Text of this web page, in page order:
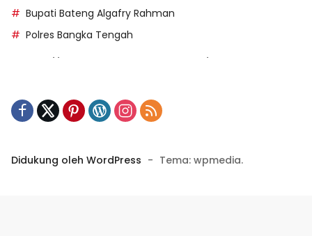
Bupati Bateng Algafry Rahman
Polres Bangka Tengah
https://kecsitim.sitarokab.go.id/
Didukung oleh WordPress - Tema: wpmedia.